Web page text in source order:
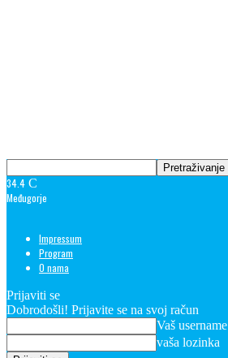
34.4 C
Međugorje
Impressum
Program
O nama
Prijaviti se
Dobrodošli! Prijavite se na svoj račun
Vaš username
vaša lozinka